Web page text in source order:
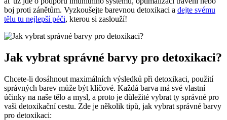
boj proti zánětům. Vyzkoušejte barevnou detoxikaci a dejte svému
tělu tu nejlepší péči, kterou si zaslouží!
Jak vybrat správné barvy pro detoxikaci?
Chcete-li dosáhnout maximálních výsledků při detoxikaci, použití
správných barev může být klíčové. Každá barva má své vlastní
účinky na naše tělo a mysl, a proto je důležité vybrat ty správné pro
vaši detoxikační cestu. Zde je několik tipů, jak vybrat správné barvy
pro detoxikaci: